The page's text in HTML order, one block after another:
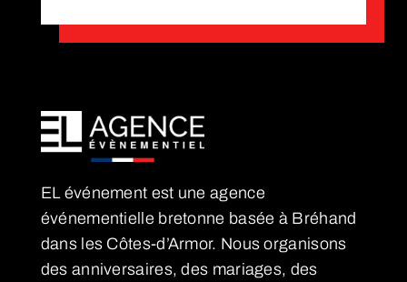
EL événement est une agence
événementielle bretonne basée à Bréhand
dans les Côtes-d’Armor. Nous organisons
des anniversaires, des mariages, des